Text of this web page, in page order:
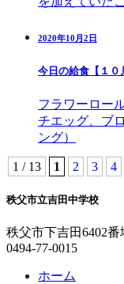
2020年10月2日
今日の給食【１０
フラワーロー
チエッグ、ブ
ング）
1 / 13 1 2 3 4
秩父市立吉田中学校
秩父市下吉田6402番
0494-77-0015
ホーム